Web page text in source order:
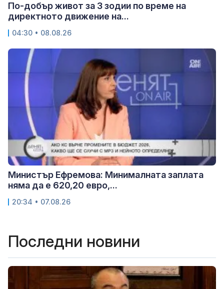
По-добър живот за 3 зодии по време на
директното движение на...
04:30 • 08.08.26
Министър Ефремова: Минималната заплата
няма да е 620,20 евро,...
20:34 • 07.08.26
Последни новини